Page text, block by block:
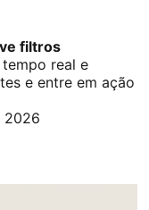
filtros
real e
e entre em ação
2026